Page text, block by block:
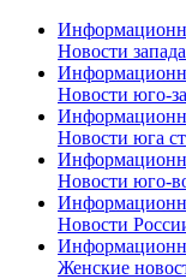
Новости
Новости юго-
Новости юга
Новости юго-
Новости
Женские